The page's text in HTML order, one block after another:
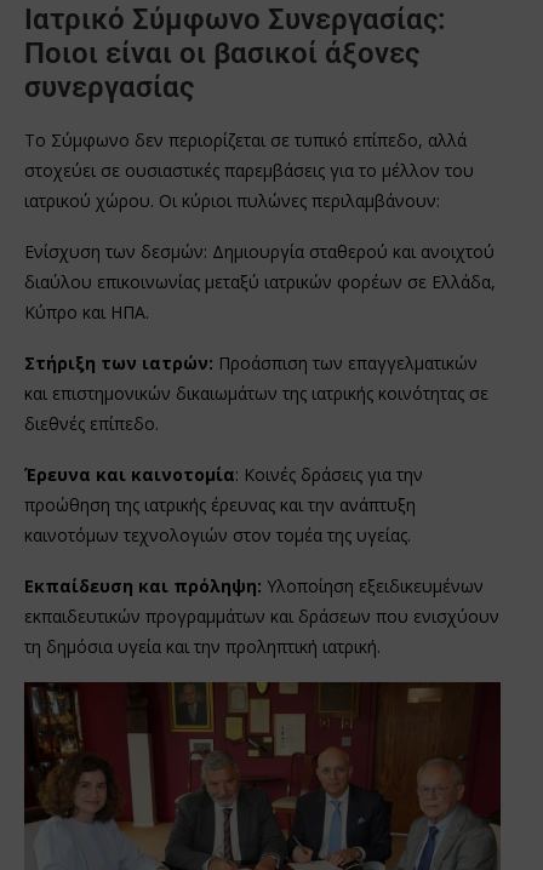
Ιατρικό Σύμφωνο Συνεργασίας:
Ποιοι είναι οι βασικοί άξονες
συνεργασίας
Το Σύμφωνο δεν περιορίζεται σε τυπικό επίπεδο, αλλά
στοχεύει σε ουσιαστικές παρεμβάσεις για το μέλλον του
ιατρικού χώρου. Οι κύριοι πυλώνες περιλαμβάνουν:
Ενίσχυση των δεσμών: Δημιουργία σταθερού και ανοιχτού
διαύλου επικοινωνίας μεταξύ ιατρικών φορέων σε Ελλάδα,
Κύπρο και ΗΠΑ.
Στήριξη των ιατρών: Προάσπιση των επαγγελματικών
και επιστημονικών δικαιωμάτων της ιατρικής κοινότητας σε
διεθνές επίπεδο.
Έρευνα και καινοτομία: Κοινές δράσεις για την
προώθηση της ιατρικής έρευνας και την ανάπτυξη
καινοτόμων τεχνολογιών στον τομέα της υγείας.
Εκπαίδευση και πρόληψη: Υλοποίηση εξειδικευμένων
εκπαιδευτικών προγραμμάτων και δράσεων που ενισχύουν
τη δημόσια υγεία και την προληπτική ιατρική.